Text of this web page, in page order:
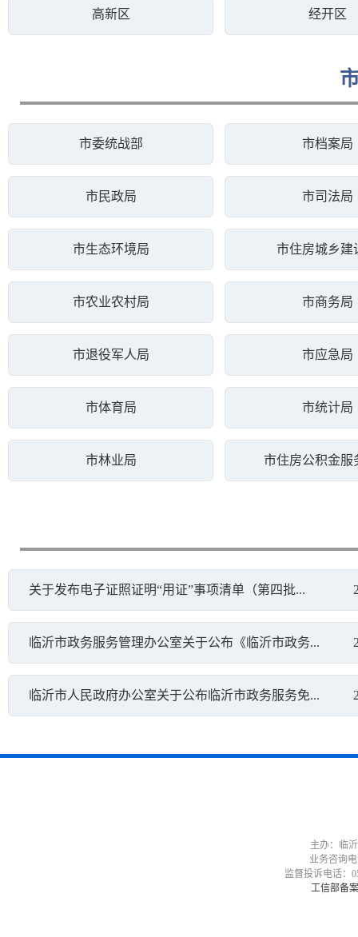
高新区 经开区
市委统战部 市档案局
市民政局 市司法局
市生态环境局 市住房城乡建
市农业农村局 市商务局
市退役军人局 市应急局
市体育局 市统计局
市林业局 市住房公积金服
关于发布电子证照证明“用证”事项清单（第四批...
临沂市政务服务管理办公室关于公布《临沂市政务...
临沂市人民政府办公室关于公布临沂市政务服务免...
主办：临
业务咨询电
监督投诉电话：
工信部备